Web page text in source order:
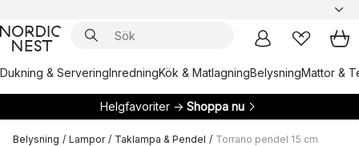
Dukning & ServeringInredningKök & MatlagningBelysningMattor &
Helgfavoriter → Shoppa nu
Belysning / Lampor / Taklampa & Pendel / Torrano pendel 15 cm